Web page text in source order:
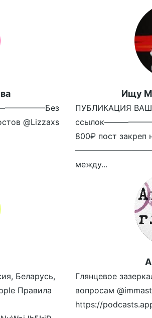
——————Без
@Lizzaxs
Ищу
ПУБЛИКАЦИЯ
ссылок——————
800₽ пост закреп
между...
Беларусь,
Правила
Глянцевое
вопросам